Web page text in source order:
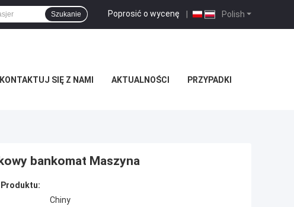
Polish
Poprosić o wycenę |
Szukanie
SIĘ Z NAMI AKTUALNOŚCI PRZYPADKI
bankomat Maszyna
Produktu:
Chiny